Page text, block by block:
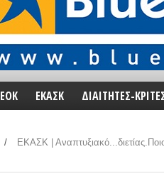
ΕΟΚ ΕΚΑΣΚ ΔΙΑΙΤΗΤΕΣ-
/
ΕΚΑΣΚ |